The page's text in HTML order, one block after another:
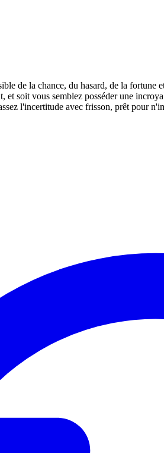
de la chance, du hasard, de la
soit vous semblez posséder une
l'incertitude avec frisson, prêt pour